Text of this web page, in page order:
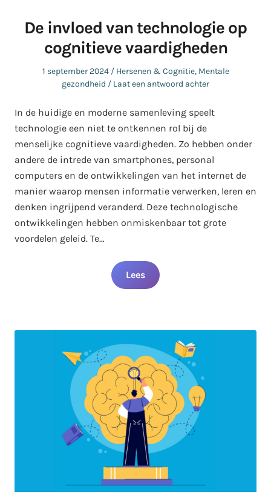
De invloed van technologie op
cognitieve vaardigheden
Geplaatst
1 september 2024
Geplaatst
in
Hersenen & Cognitie, Mentale
gezondheid
Laat een antwoord achter
In de huidige en moderne samenleving speelt
technologie een niet te ontkennen rol bij de
menselijke cognitieve vaardigheden. Zo hebben onder
andere de intrede van smartphones, personal
computers en de ontwikkelingen van het internet de
manier waarop mensen informatie verwerken, leren en
denken ingrijpend veranderd. Deze technologische
ontwikkelingen hebben onmiskenbaar tot grote
voordelen geleid. Te…
Lees